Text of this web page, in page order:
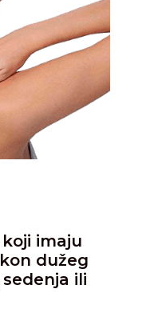
imaju
dužeg
ili